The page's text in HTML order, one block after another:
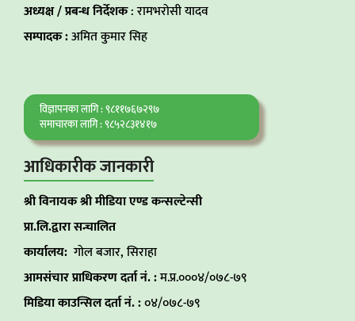
अध्यक्ष / प्रबन्ध निर्देशक: रामभरोसी यादव
सम्पादक :अमित कुमार सिह
विज्ञापनका लागि : ९८११७६७२९७
समाचारका लागि : ९८५२८३१४१७
आधिकारीक जानकारी
श्री विनायक श्री मीडिया एण्ड कन्सल्टेन्सी
प्रा.लि.द्वारा सन्चालित
कार्यालय:गोल बजार, सिराहा
आमसंचार प्राधिकरण दर्ता नं. :म.प्र.०००४/०७८-७९
मिडिया काउन्सिल दर्ता नं. :०४/०७८-७९